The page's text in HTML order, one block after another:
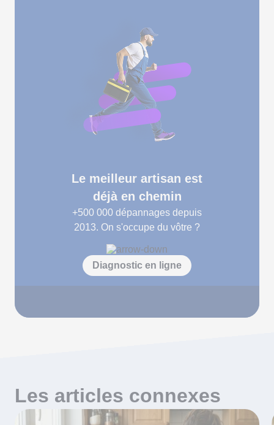
Le meilleur artisan est
déjà en chemin
+500 000 dépannages depuis
2013. On s'occupe du vôtre ?
Diagnostic en ligne
Les articles connexes